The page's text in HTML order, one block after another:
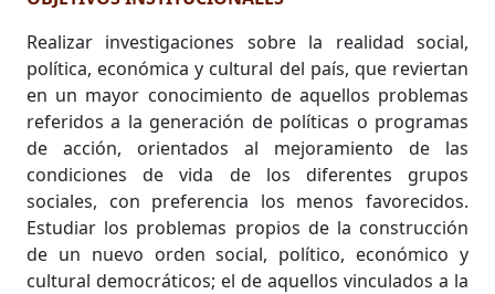
Realizar investigaciones sobre la realidad social,
política, económica y cultural del país, que reviertan
en un mayor conocimiento de aquellos problemas
referidos a la generación de políticas o programas
de acción, orientados al mejoramiento de las
condiciones de vida de los diferentes grupos
sociales, con preferencia los menos favorecidos.
Estudiar los problemas propios de la construcción
de un nuevo orden social, político, económico y
cultural democráticos; el de aquellos vinculados a la